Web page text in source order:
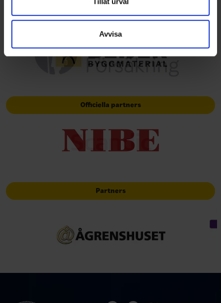
information som du har tillhandahållit eller som de har
samlat in när du har använt deras tjänster.
Avvisa
Huvudpartners
Officiella partners
Partners